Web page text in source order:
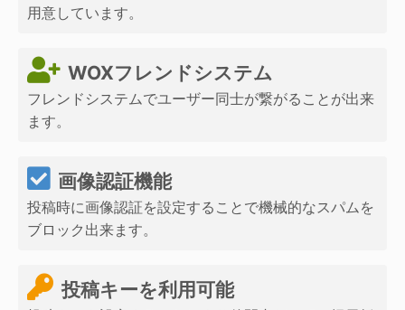
用意しています。
WOXフレンドシステム
フレンドシステムでユーザー同士が繋がることが出来
ます。
画像認証機能
投稿時に画像認証を設定することで機械的なスパムを
ブロック出来ます。
投稿キーを利用可能